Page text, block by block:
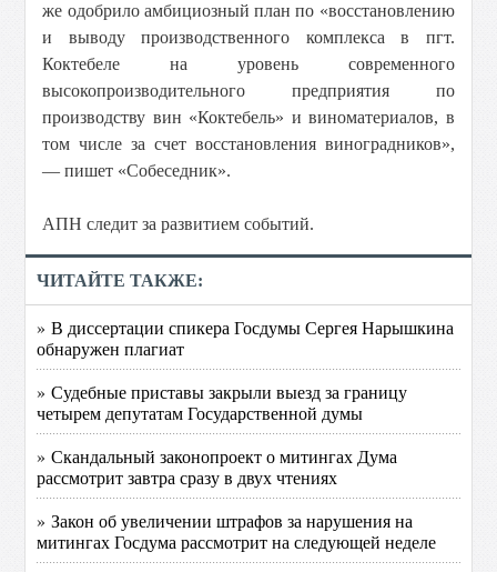
же одобрило амбициозный план по «восстановлению
и выводу производственного комплекса в пгт.
Коктебеле на уровень современного
высокопроизводительного предприятия по
производству вин «Коктебель» и виноматериалов, в
том числе за счет восстановления виноградников»,
— пишет «Собеседник».
АПН следит за развитием событий.
ЧИТАЙТЕ ТАКЖЕ:
» В диссертации спикера Госдумы Сергея Нарышкина
обнаружен плагиат
» Судебные приставы закрыли выезд за границу
четырем депутатам Государственной думы
» Скандальный законопроект о митингах Дума
рассмотрит завтра сразу в двух чтениях
» Закон об увеличении штрафов за нарушения на
митингах Госдума рассмотрит на следующей неделе